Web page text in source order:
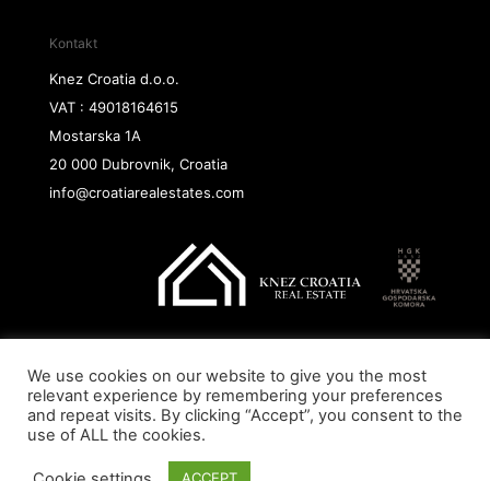
Kontakt
Knez Croatia d.o.o.
VAT : 49018164615
Mostarska 1A
20 000 Dubrovnik, Croatia
info@croatiarealestates.com
Copyright@ 2026 Knez Croatia d.o.o.
We use cookies on our website to give you the most
relevant experience by remembering your preferences
and repeat visits. By clicking “Accept”, you consent to the
use of ALL the cookies.